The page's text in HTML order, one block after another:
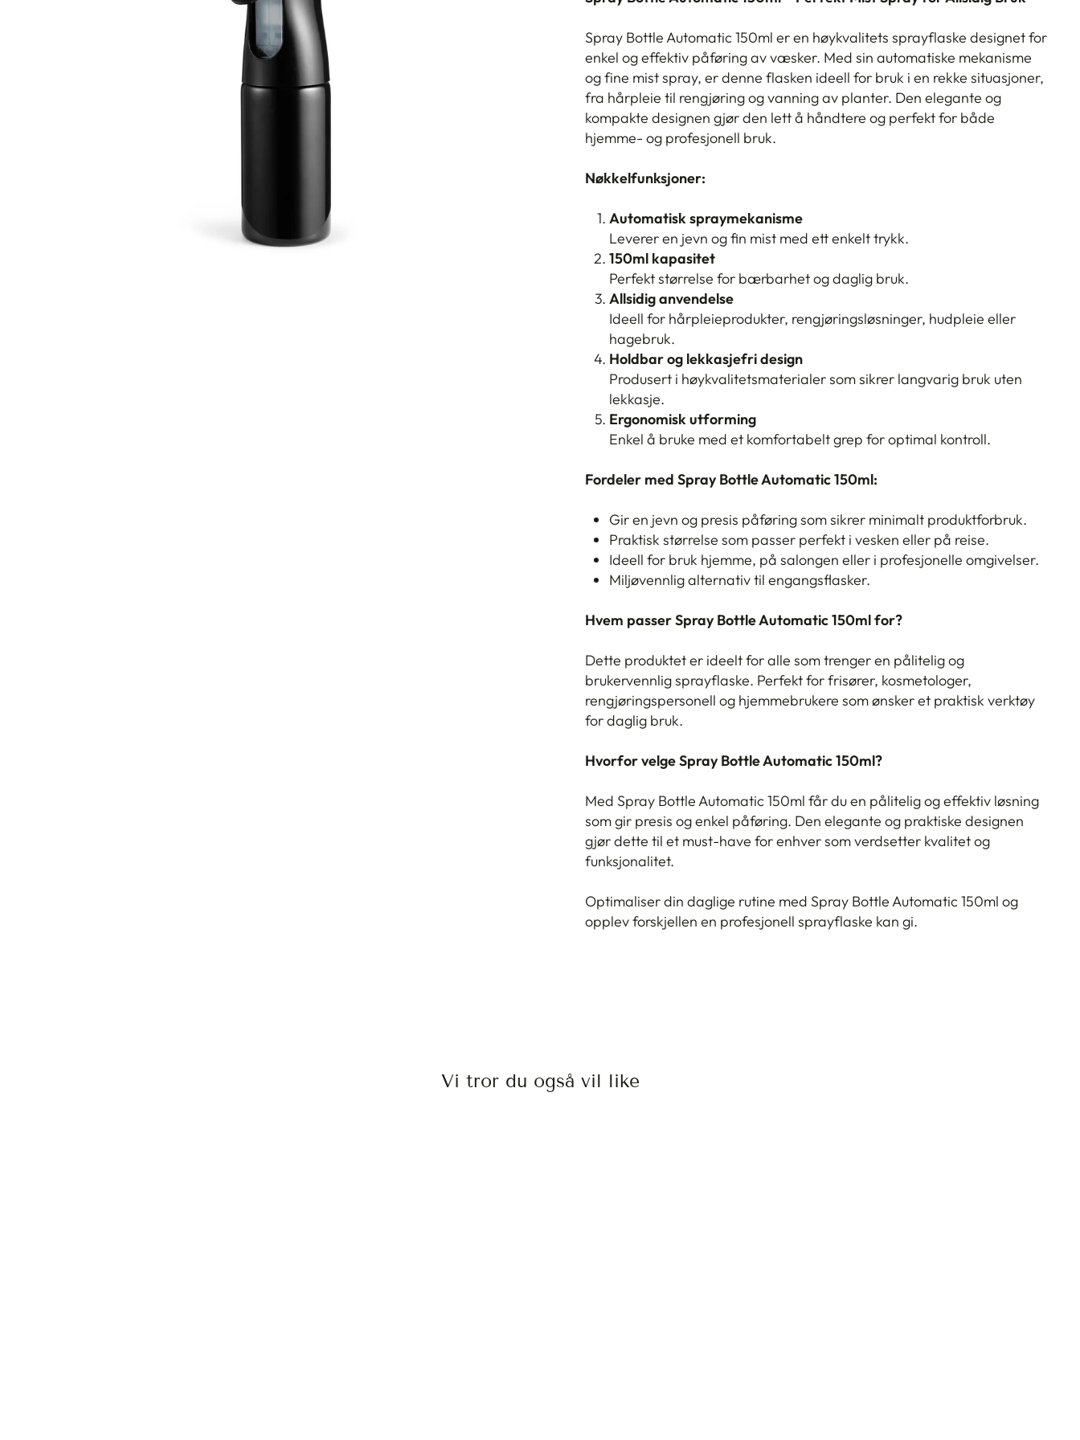
Spray Bottle Automatic 150ml er en høykvalitets sprayflaske designet for
enkel og effektiv påføring av væsker. Med sin automatiske mekanisme
og fine mist spray, er denne flasken ideell for bruk i en rekke situasjoner,
fra hårpleie til rengjøring og vanning av planter. Den elegante og
kompakte designen gjør den lett å håndtere og perfekt for både
hjemme- og profesjonell bruk.
Nøkkelfunksjoner:
Automatisk spraymekanisme
Leverer en jevn og fin mist med ett enkelt trykk.
150ml kapasitet
Perfekt størrelse for bærbarhet og daglig bruk.
Allsidig anvendelse
Ideell for hårpleieprodukter, rengjøringsløsninger, hudpleie eller
hagebruk.
Holdbar og lekkasjefri design
Produsert i høykvalitetsmaterialer som sikrer langvarig bruk uten
lekkasje.
Ergonomisk utforming
Enkel å bruke med et komfortabelt grep for optimal kontroll.
Fordeler med Spray Bottle Automatic 150ml:
Gir en jevn og presis påføring som sikrer minimalt produktforbruk.
Praktisk størrelse som passer perfekt i vesken eller på reise.
Ideell for bruk hjemme, på salongen eller i profesjonelle omgivelser.
Miljøvennlig alternativ til engangsflasker.
Hvem passer Spray Bottle Automatic 150ml for?
Dette produktet er ideelt for alle som trenger en pålitelig og
brukervennlig sprayflaske. Perfekt for frisører, kosmetologer,
rengjøringspersonell og hjemmebrukere som ønsker et praktisk verktøy
for daglig bruk.
Hvorfor velge Spray Bottle Automatic 150ml?
Med Spray Bottle Automatic 150ml får du en pålitelig og effektiv løsning
som gir presis og enkel påføring. Den elegante og praktiske designen
gjør dette til et must-have for enhver som verdsetter kvalitet og
funksjonalitet.
Optimaliser din daglige rutine med Spray Bottle Automatic 150ml og
opplev forskjellen en profesjonell sprayflaske kan gi.
Vi tror du også vil like